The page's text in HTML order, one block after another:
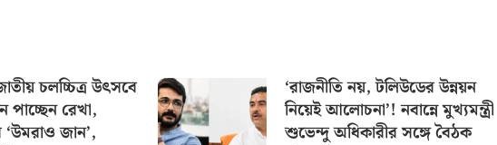
চলচ্চিত্র উৎসবে
পাচ্ছেন রেখা,
‘উমরাও জান’,
‘রাজনীতি নয়, টলিউডের উন্নয়ন
নিয়েই আলোচনা’! নবান্নে মুখ্যমন্ত্রী
শুভেন্দু অধিকারীর সঙ্গে বৈঠক